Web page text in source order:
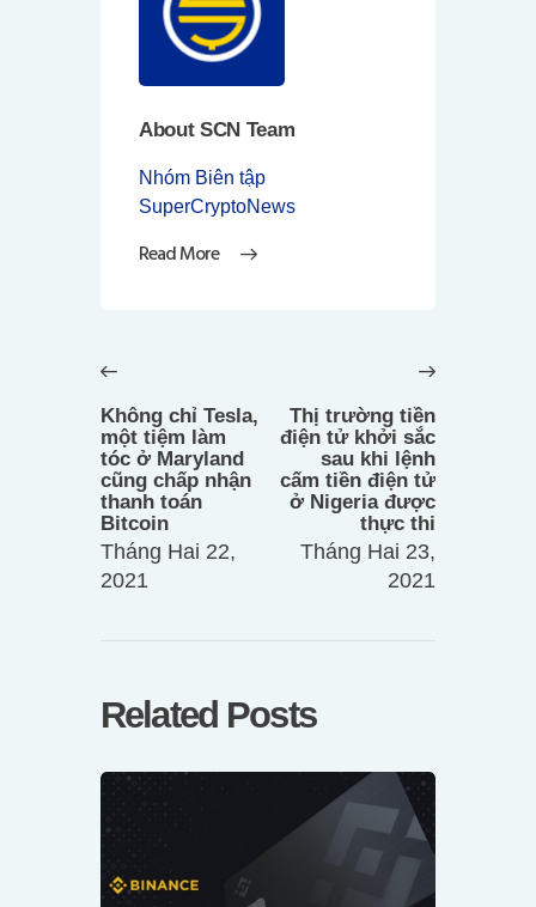
About SCN Team
Nhóm Biên tập
SuperCryptoNews
Read More
hướng
bài
viết
post:
Không chỉ Tesla,
một tiệm làm
tóc ở Maryland
cũng chấp nhận
thanh toán
Bitcoin
Tháng Hai 22,
2021
Thị trường tiền
điện tử khởi sắc
sau khi lệnh
cấm tiền điện tử
ở Nigeria được
thực thi
Tháng Hai 23,
2021
Related Posts